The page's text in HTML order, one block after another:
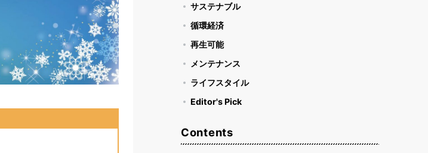
サステナブル
循環経済
再生可能
メンテナンス
ライフスタイル
Editor's Pick
Contents